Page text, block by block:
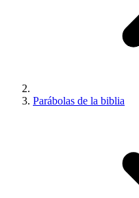
Parábolas de la biblia